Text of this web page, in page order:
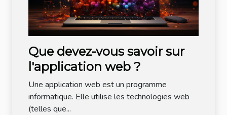
Que devez-vous savoir sur
l'application web ?
Une application web est un programme
informatique. Elle utilise les technologies web
(telles que...